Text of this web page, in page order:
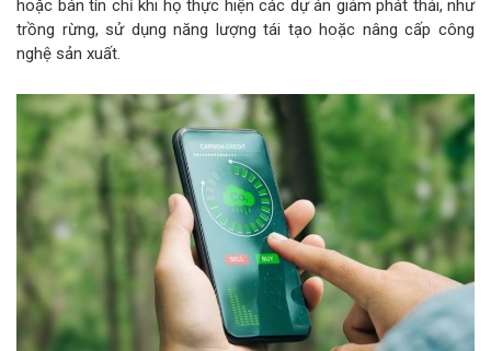
hoặc bán tín chỉ khi họ thực hiện các dự án giảm phát thải, như
trồng rừng, sử dụng năng lượng tái tạo hoặc nâng cấp công
nghệ sản xuất.